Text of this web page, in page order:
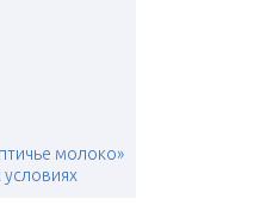
молоко»